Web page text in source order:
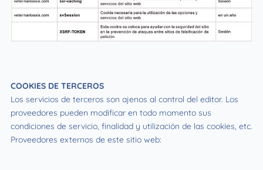
COOKIES DE TERCEROS
Los servicios de terceros son ajenos al control del editor. Los
proveedores pueden modificar en todo momento sus
condiciones de servicio, finalidad y utilización de las cookies, etc.
Proveedores externos de este sitio web: